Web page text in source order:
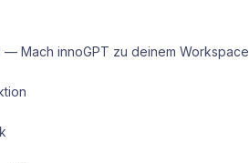
— Mach innoGPT zu deinem Workspace